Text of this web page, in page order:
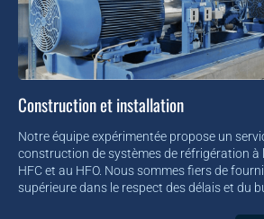
Construction et installation
Notre équipe expérimentée propose un
construction de systèmes de réfrigération à
HFC et au HFO. Nous sommes fiers de
supérieure dans le respect des délais et du